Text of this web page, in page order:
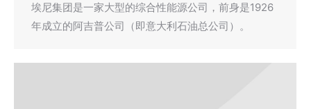
埃尼集团是一家大型的综合性能源公司，前身是1926
年成立的阿吉普公司（即意大利石油总公司）。